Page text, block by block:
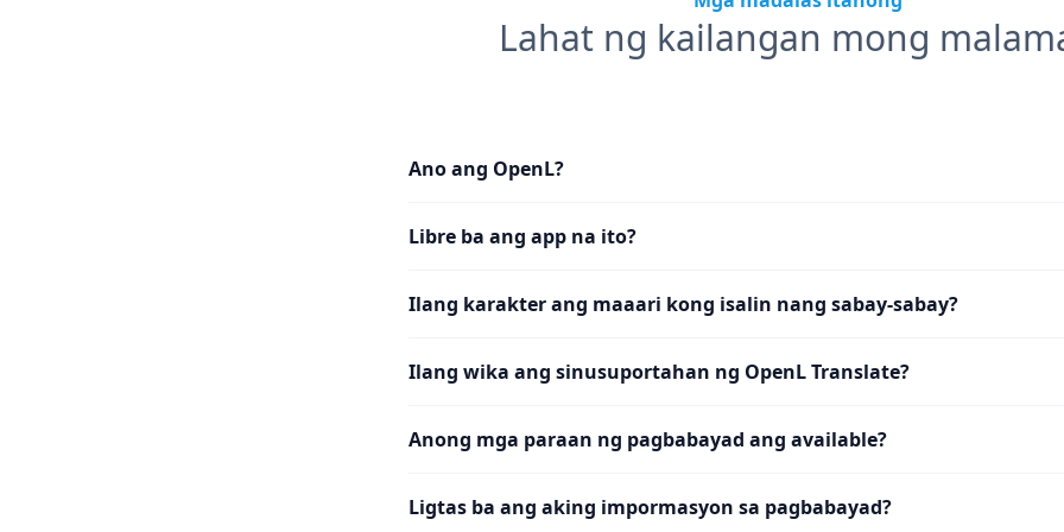
Lahat ng kailangan mong
Ano ang OpenL?
Libre ba ang app na ito?
Ilang karakter ang maaari kong isalin nang sabay-sabay?
Ilang wika ang sinusuportahan ng OpenL Translate?
Anong mga paraan ng pagbabayad ang available?
Ligtas ba ang aking impormasyon sa pagbabayad?